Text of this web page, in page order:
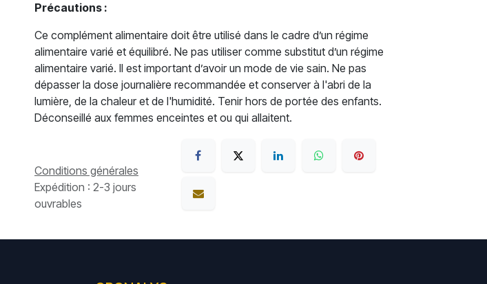
Précautions :
Ce complément alimentaire doit être utilisé dans le cadre d’un régime
alimentaire varié et équilibré. Ne pas utiliser comme substitut d’un régime
alimentaire varié. Il est important d’avoir un mode de vie sain. Ne pas
dépasser la dose journalière recommandée et conserver à l'abri de la
lumière, de la chaleur et de l'humidité. Tenir hors de portée des enfants.
Déconseillé aux femmes enceintes et ou qui allaitent.
Conditions générales
Expédition : 2-3 jours
ouvrables